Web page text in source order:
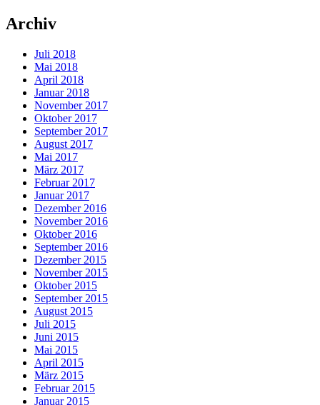
Archiv
Juli 2018
Mai 2018
April 2018
Januar 2018
November 2017
Oktober 2017
September 2017
August 2017
Mai 2017
März 2017
Februar 2017
Januar 2017
Dezember 2016
November 2016
Oktober 2016
September 2016
Dezember 2015
November 2015
Oktober 2015
September 2015
August 2015
Juli 2015
Juni 2015
Mai 2015
April 2015
März 2015
Februar 2015
Januar 2015